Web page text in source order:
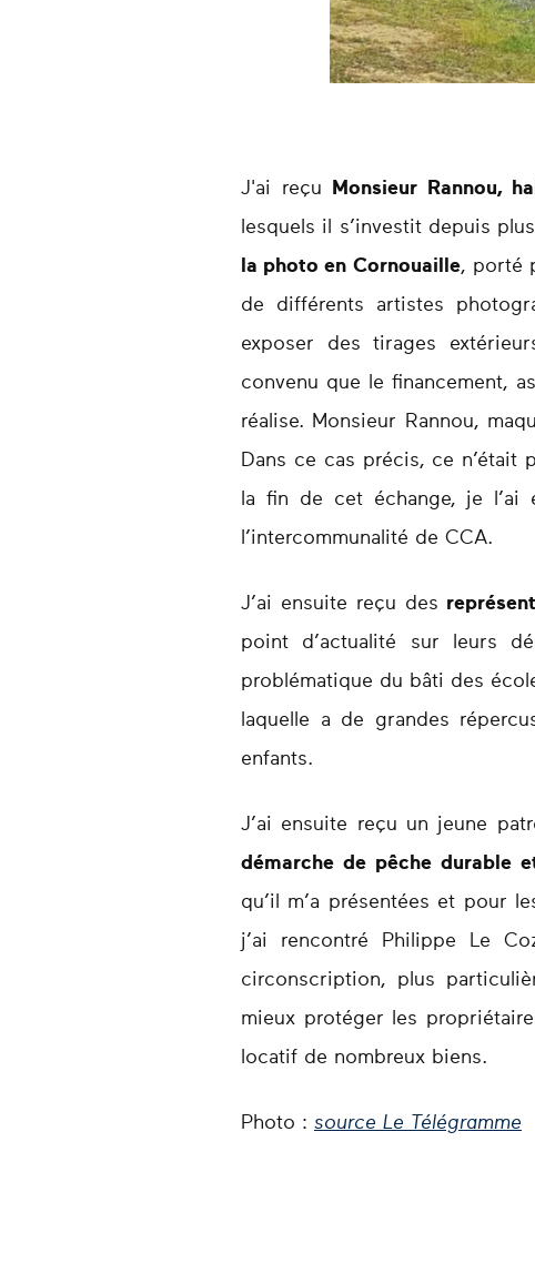
J'ai reçu Monsieur Rannou,
lesquels il s’investit depuis
la photo en Cornouaille, porté
de différents artistes
exposer des tirages
convenu que le financement,
réalise. Monsieur Rannou,
Dans ce cas précis, ce
la fin de cet échange, je l’ai
l’intercommunalité de CCA.
J’ai ensuite reçu des
point d’actualité sur leurs
problématique du bâti des
laquelle a de grandes
enfants.
J’ai ensuite reçu un jeune
démarche de pêche durable
qu’il m’a présentées et pour
j’ai rencontré Philippe Le
circonscription, plus
mieux protéger les
locatif de nombreux biens.
Photo : source Le Télégramme